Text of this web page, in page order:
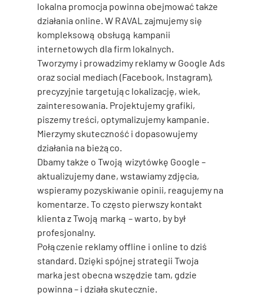
lokalna promocja powinna obejmować także
działania online. W RAVAL zajmujemy się
kompleksową obsługą kampanii
internetowych dla firm lokalnych.
Tworzymy i prowadzimy reklamy w Google Ads
oraz social mediach (Facebook, Instagram),
precyzyjnie targetując lokalizację, wiek,
zainteresowania. Projektujemy grafiki,
piszemy treści, optymalizujemy kampanie.
Mierzymy skuteczność i dopasowujemy
działania na bieżąco.
Dbamy także o Twoją wizytówkę Google –
aktualizujemy dane, wstawiamy zdjęcia,
wspieramy pozyskiwanie opinii, reagujemy na
komentarze. To często pierwszy kontakt
klienta z Twoją marką – warto, by był
profesjonalny.
Połączenie reklamy offline i online to dziś
standard. Dzięki spójnej strategii Twoja
marka jest obecna wszędzie tam, gdzie
powinna – i działa skutecznie.